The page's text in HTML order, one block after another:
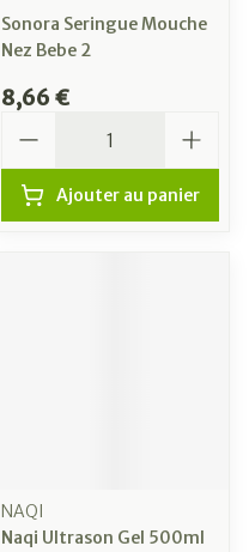
Sonora Seringue Mouche
Nez Bebe 2
8,66 €
Ajouter au panier
NAQI
Naqi Ultrason Gel 500ml